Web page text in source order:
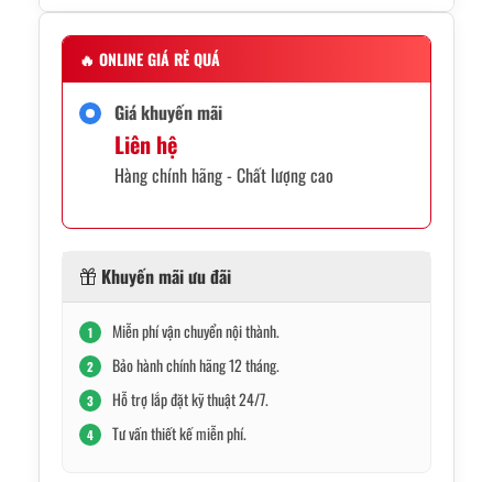
🔥 ONLINE GIÁ RẺ QUÁ
Giá khuyến mãi
Liên hệ
Hàng chính hãng - Chất lượng cao
Khuyến mãi ưu đãi
1 Miễn phí vận chuyển nội thành.
2 Bảo hành chính hãng 12 tháng.
3 Hỗ trợ lắp đặt kỹ thuật 24/7.
4 Tư vấn thiết kế miễn phí.